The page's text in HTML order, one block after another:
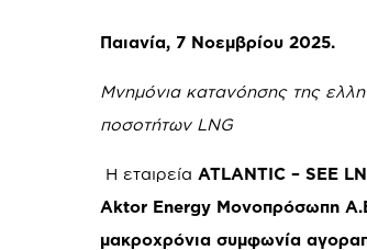
Παιανία, 7 Νοεμβρίου 2025.
Μνημόνια κατανόησης της
ποσοτήτων LNG
Η εταιρεία ATLANTIC – SEE
Aktor Energy Μονοπρόσωπη
μακροχρόνια συμφωνία